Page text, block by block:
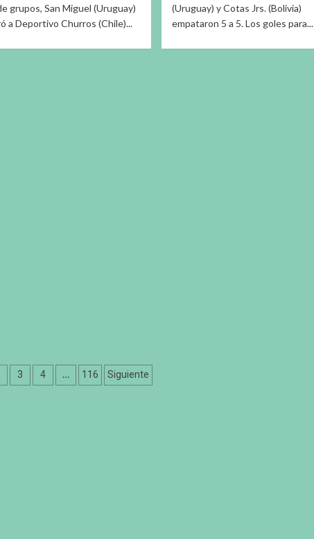
grupos, San Miguel (Uruguay)
a Deportivo Churros (Chile)...
(Uruguay) y Cotas Jrs. (Bolivia)
empataron 5 a 5. Los goles para...
3 4 … 116 Siguiente